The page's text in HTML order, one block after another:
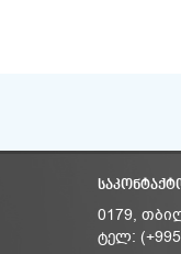
0179,
ტელ: (+995